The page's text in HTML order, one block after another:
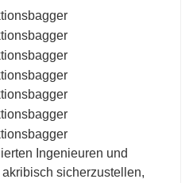
Ingenieuren und
sicherzustellen,